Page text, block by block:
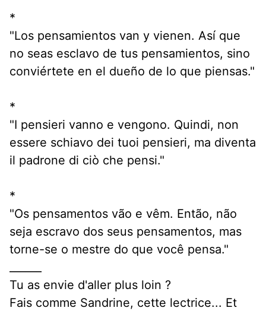
*
"Los pensamientos van y vienen. Así que
no seas esclavo de tus pensamientos, sino
conviértete en el dueño de lo que piensas."
*
"I pensieri vanno e vengono. Quindi, non
essere schiavo dei tuoi pensieri, ma diventa
il padrone di ciò che pensi."
*
"Os pensamentos vão e vêm. Então, não
seja escravo dos seus pensamentos, mas
torne-se o mestre do que você pensa."
Tu as envie d'aller plus loin ?
Fais comme Sandrine, cette lectrice... Et